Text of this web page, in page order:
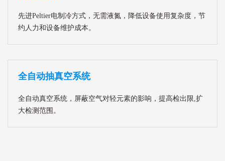
先进Peltier电制冷方式，无需液氮，降低设备使用复杂度，节
约人力和设备维护成本。
全自动抽真空系统
全自动真空系统，屏蔽空气对轻元素的影响，提高检出限,扩
大检测范围。